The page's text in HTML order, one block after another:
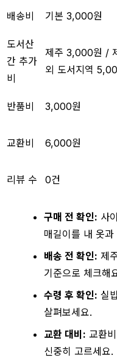
배송비 기본 3,000원
도서산
간 추가
비
제주 3,000원 /
외 도서지역
반품비 3,000원
교환비 6,000원
리뷰 수 0건
구매 전 확인: 사
매길이를 내 옷과
배송 전 확인: 제
기준으로 체크해
수령 후 확인: 실
살펴보세요.
교환 대비: 교환
신중히 고르세요.